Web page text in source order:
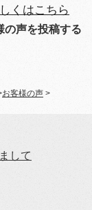
くはこちら
の声を投稿する
お客様の声 >
して